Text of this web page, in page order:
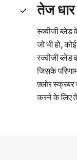
तेज धार
स्क्वीजी ब्लेड
जो भी हो,
स्क्वीजी
जिसके
फ़्लोर
करने के लिए